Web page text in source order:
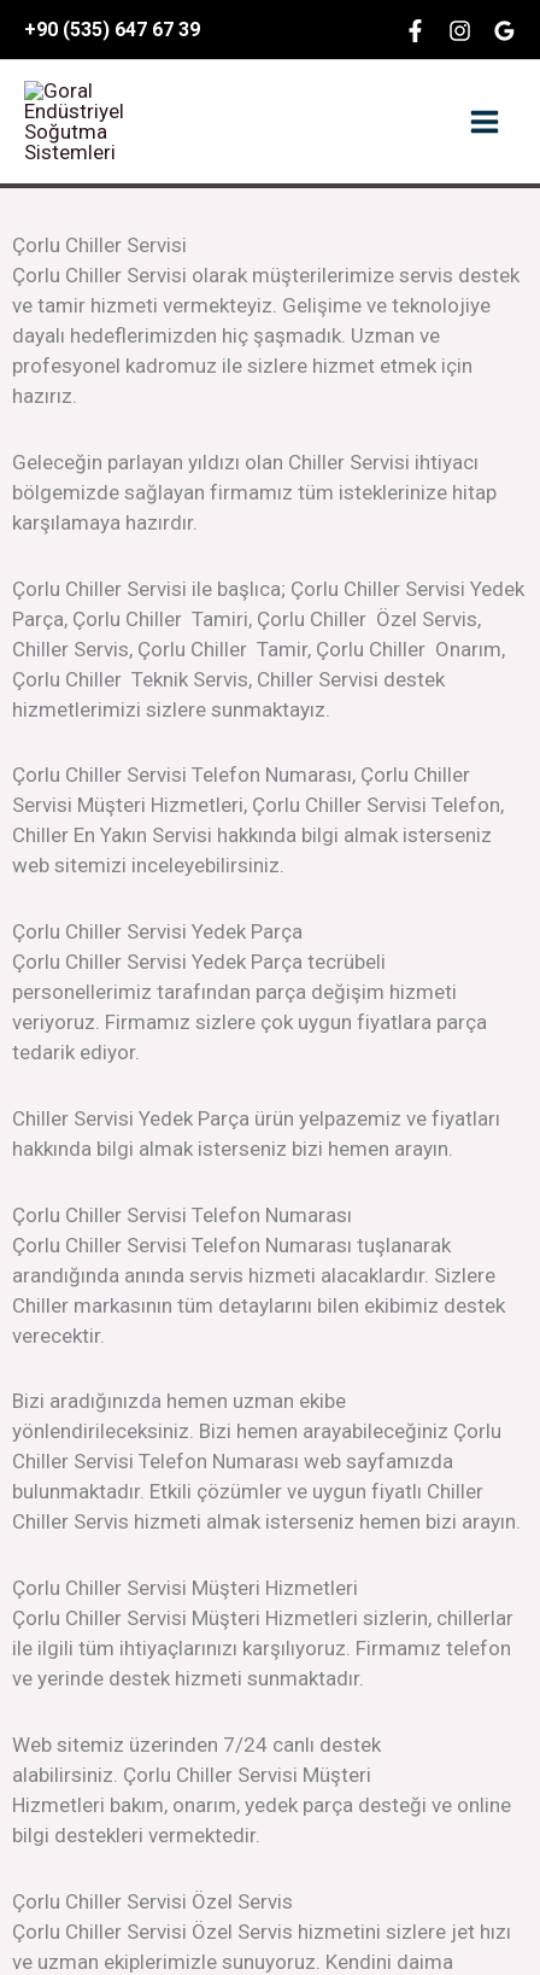
content
+90 (535) 647 67 39
Çorlu Chiller Servisi
Çorlu Chiller Servisi olarak müşterilerimize servis destek
ve tamir hizmeti vermekteyiz. Gelişime ve teknolojiye
dayalı hedeflerimizden hiç şaşmadık. Uzman ve
profesyonel kadromuz ile sizlere hizmet etmek için
hazırız.
Geleceğin parlayan yıldızı olan Chiller Servisi ihtiyacı
bölgemizde sağlayan firmamız tüm isteklerinize hitap
karşılamaya hazırdır.
Çorlu Chiller Servisi ile başlıca; Çorlu Chiller Servisi Yedek
Parça, Çorlu Chiller Tamiri, Çorlu Chiller Özel Servis,
Chiller Servis, Çorlu Chiller Tamir, Çorlu Chiller Onarım,
Çorlu Chiller Teknik Servis, Chiller Servisi destek
hizmetlerimizi sizlere sunmaktayız.
Çorlu Chiller Servisi Telefon Numarası, Çorlu Chiller
Servisi Müşteri Hizmetleri, Çorlu Chiller Servisi Telefon,
Chiller En Yakın Servisi hakkında bilgi almak isterseniz
web sitemizi inceleyebilirsiniz.
Çorlu Chiller Servisi Yedek Parça
Çorlu Chiller Servisi Yedek Parça tecrübeli
personellerimiz tarafından parça değişim hizmeti
veriyoruz. Firmamız sizlere çok uygun fiyatlara parça
tedarik ediyor.
Chiller Servisi Yedek Parça ürün yelpazemiz ve fiyatları
hakkında bilgi almak isterseniz bizi hemen arayın.
Çorlu Chiller Servisi Telefon Numarası
Çorlu Chiller Servisi Telefon Numarası tuşlanarak
arandığında anında servis hizmeti alacaklardır. Sizlere
Chiller markasının tüm detaylarını bilen ekibimiz destek
verecektir.
Bizi aradığınızda hemen uzman ekibe
yönlendirileceksiniz. Bizi hemen arayabileceğiniz Çorlu
Chiller Servisi Telefon Numarası web sayfamızda
bulunmaktadır. Etkili çözümler ve uygun fiyatlı Chiller
Chiller Servis hizmeti almak isterseniz hemen bizi arayın.
Çorlu Chiller Servisi Müşteri Hizmetleri
Çorlu Chiller Servisi Müşteri Hizmetleri sizlerin, chillerlar
ile ilgili tüm ihtiyaçlarınızı karşılıyoruz. Firmamız telefon
ve yerinde destek hizmeti sunmaktadır.
Web sitemiz üzerinden 7/24 canlı destek
alabilirsiniz. Çorlu Chiller Servisi Müşteri
Hizmetleri bakım, onarım, yedek parça desteği ve online
bilgi destekleri vermektedir.
Çorlu Chiller Servisi Özel Servis
Çorlu Chiller Servisi Özel Servis hizmetini sizlere jet hızı
ve uzman ekiplerimizle sunuyoruz. Kendini daima